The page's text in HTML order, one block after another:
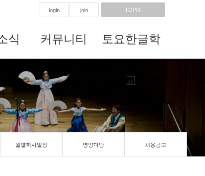
login join TOPIK
식 커뮤니티 토요한글학
교
월별학사일정 영양마당 채용공고